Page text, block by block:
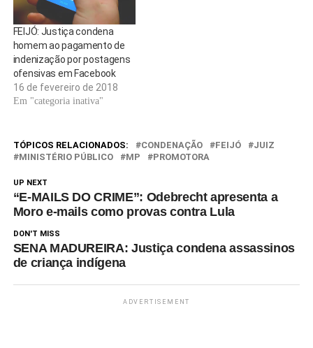
FEIJÓ: Justiça condena
homem ao pagamento de
indenização por postagens
ofensivas em Facebook
16 de fevereiro de 2018
Em "categoria inativa"
TÓPICOS RELACIONADOS: CONDENAÇÃO FEIJÓ
JUIZ
MINISTÉRIO PÚBLICO
MP PROMOTORA
UP NEXT
“E-MAILS DO CRIME”: Odebrecht apresenta a
Moro e-mails como provas contra Lula
DON'T MISS
SENA MADUREIRA: Justiça condena assassinos
de criança indígena
ADVERTISEMENT